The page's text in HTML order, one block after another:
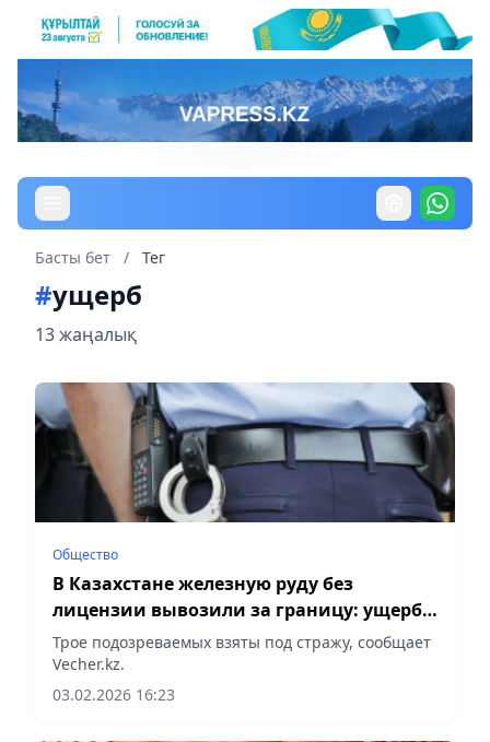
Басты бет / Тег
#ущерб
13 жаңалық
Общество
В Казахстане железную руду без
лицензии вывозили за границу: ущерб
превысил 2 млрд тенге
Трое подозреваемых взяты под стражу, сообщает
Vecher.kz.
03.02.2026 16:23